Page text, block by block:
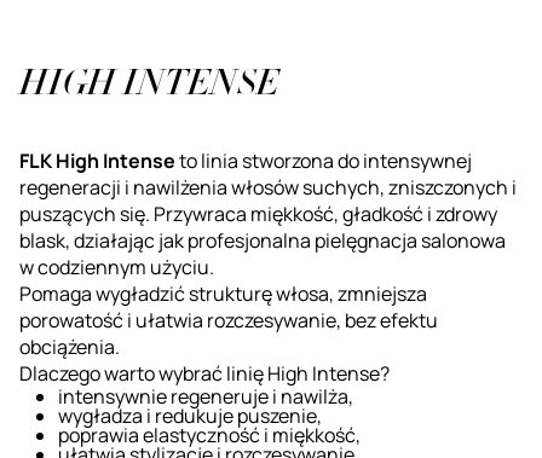
HIGH INTENSE
FLK High Intenseto linia stworzona do intensywnej
regeneracji i nawilżenia włosów suchych, zniszczonych i
puszących się. Przywraca miękkość, gładkość i zdrowy
blask, działając jak profesjonalna pielęgnacja salonowa
w codziennym użyciu.
Pomaga wygładzić strukturę włosa, zmniejsza
porowatość i ułatwia rozczesywanie, bez efektu
obciążenia.
Dlaczego warto wybrać linię High Intense?
intensywnie regeneruje i nawilża,
wygładza i redukuje puszenie,
poprawia elastyczność i miękkość,